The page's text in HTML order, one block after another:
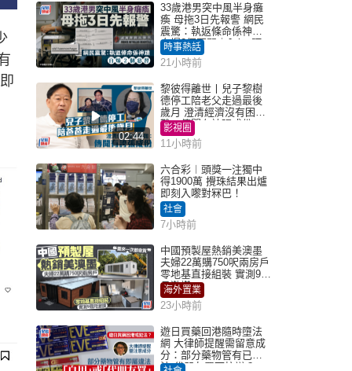
33歲港男突中風半身癱
瘓 母拖3日先報警 網民
震驚：執返條命係神蹟
自爆2個惡習｜Juicy叮
時事熱話
21小時前
02:44
黎彼得離世丨兒子黎樹
德停工陪老父走過最後
歲月 澄清經濟沒有困
難：傳聞有誇張成份
影視圈
11小時前
六合彩︱頭獎一注獨中
得1900萬 攪珠結果出爐
即刻入嚟對冧巴！
社會
7小時前
中國預製屋熱銷美澳墨
夫婦22萬購750呎兩房戶
零地基直接組裝 實測9個
月激讚
海外置業
23小時前
遊日買藥回港隨時墮法
網 大律師提醒需留意成
分：部分藥物管有已違
法 代朋友買可抗辯？